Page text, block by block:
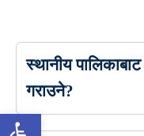
स्थानीय
गराउने?
उपकरणपट्टी खोल्नुहोस्